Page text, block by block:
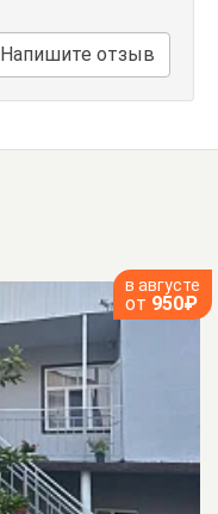
Напишите отзыв
в августе
от 950₽